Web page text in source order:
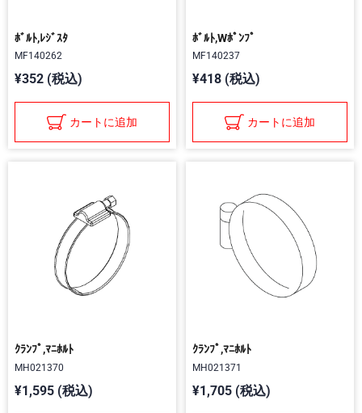
ﾎﾞﾙﾄ,ﾚｼﾞｽﾀ
MF140262
¥352 (税込)
カートに追加
ﾎﾞﾙﾄ,Wﾎﾟﾝﾌﾟ
MF140237
¥418 (税込)
カートに追加
ｸﾗﾝﾌﾟ,ﾏﾆﾎﾙﾄ
MH021370
¥1,595 (税込)
ｸﾗﾝﾌﾟ,ﾏﾆﾎﾙﾄ
MH021371
¥1,705 (税込)